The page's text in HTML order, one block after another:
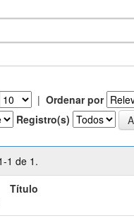
| Ordenar por
Registro(s)
1 de 1.
Título